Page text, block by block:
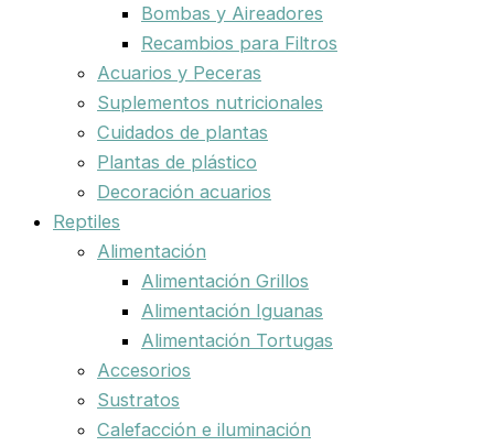
Bombas y Aireadores
Recambios para Filtros
Acuarios y Peceras
Suplementos nutricionales
Cuidados de plantas
Plantas de plástico
Decoración acuarios
Reptiles
Alimentación
Alimentación Grillos
Alimentación Iguanas
Alimentación Tortugas
Accesorios
Sustratos
Calefacción e iluminación